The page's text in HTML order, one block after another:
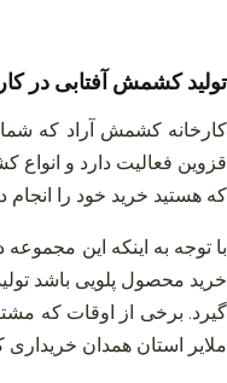
تولید کشمش آفتابی در
کارخانه کشمش آراد که
قزوین فعالیت دارد و
که هستید خرید خود را انجام
با توجه به اینکه این
خرید محصول پلویی باشد
گیرد. برخی از اوقات که
ملایر استان همدان